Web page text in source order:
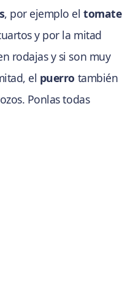
, por ejemplo eltomate
y por la mitad
rodajas y si son muy
el puerro también
Ponlas todas